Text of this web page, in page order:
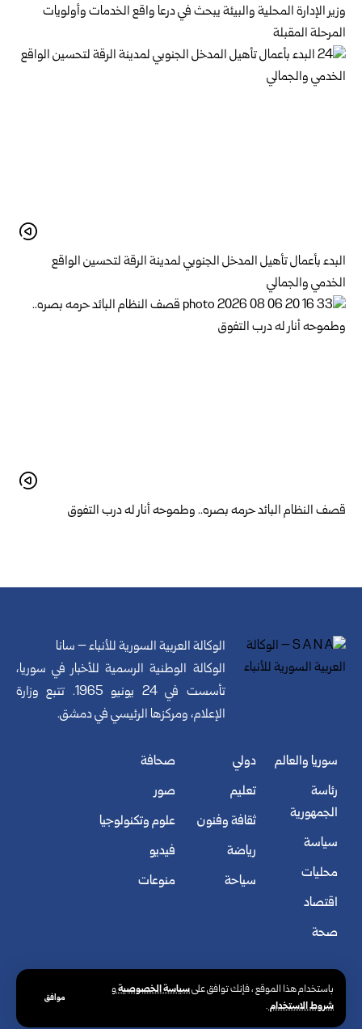
باستخدام هذا الموقع ، فإنك توافق علىسياسة الخصوصيةو
شروط الاستخدام.
موافق
وزير الإدارة المحلية والبيئة يبحث في درعا واقع الخدمات وأولويات
المرحلة المقبلة
البدء بأعمال تأهيل المدخل الجنوبي لمدينة الرقة لتحسين الواقع
الخدمي والجمالي
قصف النظام البائد حرمه بصره.. وطموحه أنار له درب التفوق
الوكالة العربية السورية للأنباء – سانا
الوكالة الوطنية الرسمية للأخبار في سوريا،
تأسست في 24 يونيو 1965. تتبع وزارة
الإعلام، ومركزها الرئيسي في دمشق.
سوريا والعالم
رئاسة
الجمهورية
سياسة
محليات
اقتصاد
صحة
دولي
تعليم
ثقافة وفنون
رياضة
سياحة
صحافة
صور
علوم وتكنولوجيا
فيديو
منوعات
© الوكالة العربية السورية للأنباء. كافة الحقوق محفوظة.